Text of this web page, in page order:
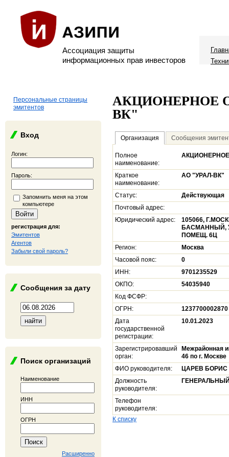
Ассоциация защиты
информационных прав инвесторов
Персональные страницы
эмитентов
Вход
Логин:
Пароль:
Запомнить меня на этом
компьютере
регистрация для:
Эмитентов
Агентов
Забыли свой пароль?
Сообщения за дату
Поиск организаций
Наименование
ИНН
ОГРН
Расширенно
АКЦИОНЕРНОЕ
ВК"
Организация Сообщения
Полное
наименование:
Краткое
наименование:
АО "УРАЛ-ВК"
Статус:
Действующая
Почтовый адрес:
Юридический адрес:
105066,
БАСМАННЫЙ,
ПОМЕЩ. 6Ц
Регион:
Москва
Часовой пояс:
0
ИНН:
9701235529
ОКПО:
54035940
Код ФСФР:
ОГРН:
1237700002870
Дата
государственной
регистрации:
10.01.2023
Зарегистрировавший
орган:
Межрайонная
46 по г. Москве
ФИО руководителя:
ЦАРЕВ
Должность
руководителя:
Телефон
руководителя:
К списку